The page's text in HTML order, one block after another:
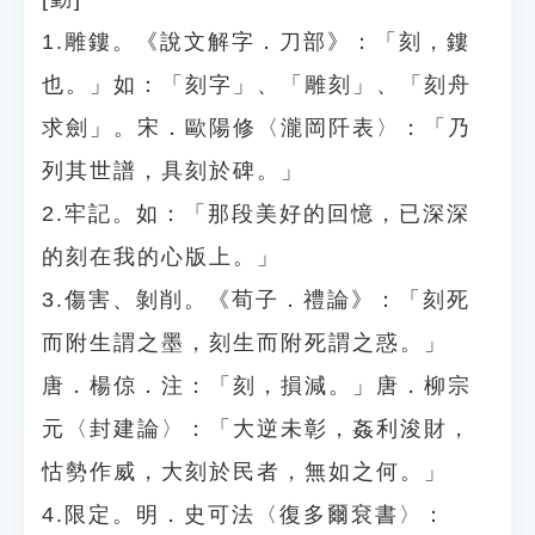
1.雕鏤。《說文解字．刀部》：「刻，鏤
也。」如：「刻字」、「雕刻」、「刻舟
求劍」。宋．歐陽修〈瀧岡阡表〉：「乃
列其世譜，具刻於碑。」
2.牢記。如：「那段美好的回憶，已深深
的刻在我的心版上。」
3.傷害、剝削。《荀子．禮論》：「刻死
而附生謂之墨，刻生而附死謂之惑。」
唐．楊倞．注：「刻，損減。」唐．柳宗
元〈封建論〉：「大逆未彰，姦利浚財，
怙勢作威，大刻於民者，無如之何。」
4.限定。明．史可法〈復多爾袞書〉：